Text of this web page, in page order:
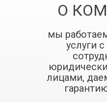
О
мы
услуги
лицами,